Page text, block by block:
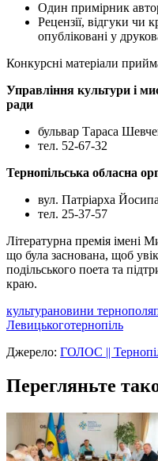
Один примірник
Рецензії, відгуки чи
опубліковані у
Конкурсні матеріали
Управління культури і
ради
бульвар Тараса
тел. 52-67-32
Тернопільська обласна
вул. Патріарха
тел. 25-37-57
Літературна премія імені
що була заснована, щоб
подільського поета та
краю.
культурановини тернополя
Левицькоготернопіль
Джерело: ГОЛОС ||
Перегляньте